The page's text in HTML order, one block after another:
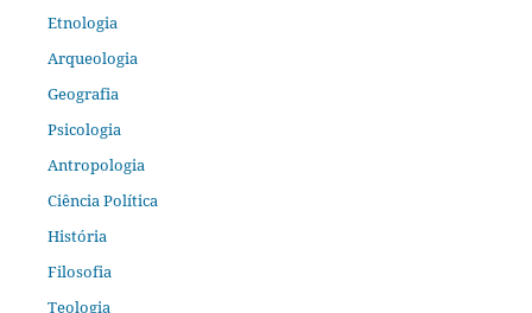
Etnologia
Arqueologia
Geografia
Psicologia
Antropologia
Ciência Política
História
Filosofia
Teologia